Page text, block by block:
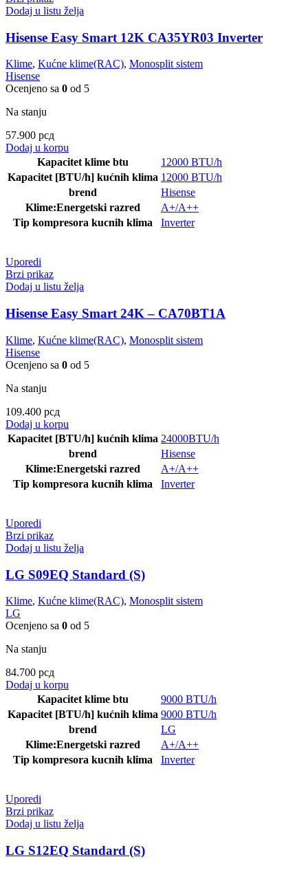
Dodaj u listu želja
Hisense Easy Smart 12K CA35YR03 Inverter
Klime, Kućne klime(RAC), Monosplit sistem
Hisense
Ocenjeno sa 0 od 5
Na stanju
57.900 рсд
Dodaj u korpu
Kapacitet klime btu
12000 BTU/h
Kapacitet [BTU/h] kućnih klima 12000 BTU/h
brend
Hisense
Klime:Energetski razred
A+/A++
Tip kompresora kucnih klima
Inverter
Uporedi
Brzi prikaz
Dodaj u listu želja
Hisense Easy Smart 24K – CA70BT1A
Klime, Kućne klime(RAC), Monosplit sistem
Hisense
Ocenjeno sa 0 od 5
Na stanju
109.400 рсд
Dodaj u korpu
Kapacitet [BTU/h] kućnih klima 24000BTU/h
brend
Hisense
Klime:Energetski razred
A+/A++
Tip kompresora kucnih klima
Inverter
Uporedi
Brzi prikaz
Dodaj u listu želja
LG S09EQ Standard (S)
Klime, Kućne klime(RAC), Monosplit sistem
LG
Ocenjeno sa 0 od 5
Na stanju
84.700 рсд
Dodaj u korpu
Kapacitet klime btu
9000 BTU/h
Kapacitet [BTU/h] kućnih klima 9000 BTU/h
brend
LG
Klime:Energetski razred
A+/A++
Tip kompresora kucnih klima
Inverter
Uporedi
Brzi prikaz
Dodaj u listu želja
LG S12EQ Standard (S)